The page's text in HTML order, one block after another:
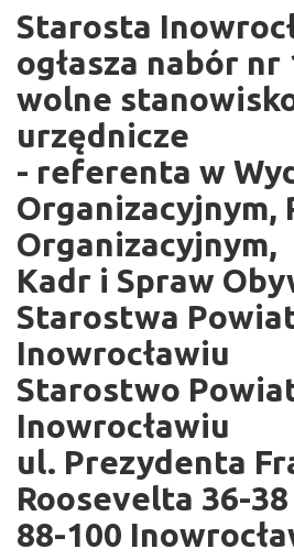
Starosta
ogłasza nabór nr
wolne
urzędnicze
- referenta w
Organizacyjnym,
Organizacyjnym,
Kadr i Spraw
Starostwa
Inowrocławiu
Starostwo
Inowrocławiu
ul. Prezydenta
Roosevelta 36-38
88-100